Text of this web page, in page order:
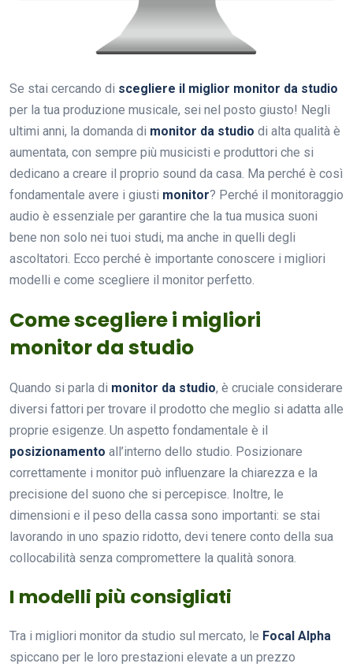
Se stai cercando di scegliere il miglior monitor da studio
per la tua produzione musicale, sei nel posto giusto! Negli
ultimi anni, la domanda di monitor da studio di alta qualità è
aumentata, con sempre più musicisti e produttori che si
dedicano a creare il proprio sound da casa. Ma perché è così
fondamentale avere i giusti monitor? Perché il monitoraggio
audio è essenziale per garantire che la tua musica suoni
bene non solo nei tuoi studi, ma anche in quelli degli
ascoltatori. Ecco perché è importante conoscere i migliori
modelli e come scegliere il monitor perfetto.
Come scegliere i migliori
monitor da studio
Quando si parla di monitor da studio, è cruciale considerare
diversi fattori per trovare il prodotto che meglio si adatta alle
proprie esigenze. Un aspetto fondamentale è il
posizionamento all’interno dello studio. Posizionare
correttamente i monitor può influenzare la chiarezza e la
precisione del suono che si percepisce. Inoltre, le
dimensioni e il peso della cassa sono importanti: se stai
lavorando in uno spazio ridotto, devi tenere conto della sua
collocabilità senza compromettere la qualità sonora.
I modelli più consigliati
Tra i migliori monitor da studio sul mercato, le Focal Alpha
spiccano per le loro prestazioni elevate a un prezzo